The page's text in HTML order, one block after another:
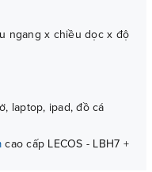
ngang x chiều dọc x độ
laptop, ipad, đồ cá
cao cấp LECOS - LBH7 +